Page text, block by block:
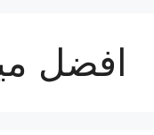
افضل